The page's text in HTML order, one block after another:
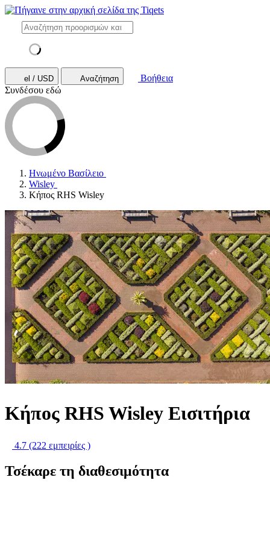
el / USD Αναζήτηση
Βοήθεια
Συνδέσου εδώ
Ηνωμένο Βασίλειο
Wisley
Κήπος RHS Wisley
Κήπος RHS Wisley Εισιτήρια
4.7 (222 εμπειρίες )
Τσέκαρε τη διαθεσιμότητα